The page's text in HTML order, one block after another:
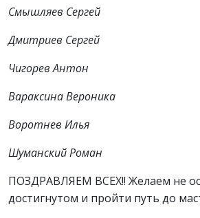
Смышляев Сергей
Дмитриев Сергей
Чигорев Антон
Вараксина Вероника
Воротнев Илья
Шуманский Роман
ПОЗДРАВЛЯЕМ ВСЕХ!! Желаем не
достигнутом и пройти путь до